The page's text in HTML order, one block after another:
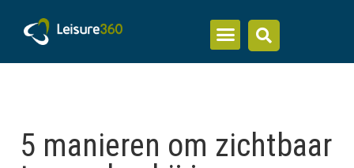
5 manieren om zichtbaar